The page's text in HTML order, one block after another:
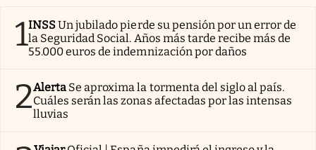
1INSSUn jubilado pierde su pensión por un error de
la Seguridad Social. Años más tarde recibe más de
55.000 euros de indemnización por daños
2Alerta Se aproxima la tormenta del siglo al país.
Cuáles serán las zonas afectadas por las intensas
lluvias